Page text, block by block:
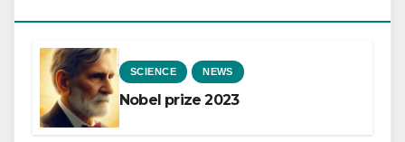
SCIENCE NEWS
Nobel prize 2023